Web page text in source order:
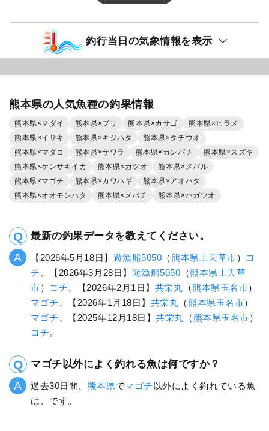
釣行当日の気象情報を表示
熊本県の人気魚種の釣果情報
熊本県×マダイ 熊本県×ブリ 熊本県×カサゴ
熊本県×ヒラメ
熊本県×イサキ
熊本県×キジハタ
熊本県×タチウオ
熊本県×マダコ
熊本県×サワラ 熊本県×カンパチ
熊本県×スズキ
熊本県×ケンサキイカ
熊本県×カツオ
熊本県×メバル
熊本県×マゴチ
熊本県×カワハギ
熊本県×アオハタ
熊本県×オオモンハタ
熊本県×メバチ 熊本県×ハガツオ
最新の釣果データを教えてください。
【2026年5月18日】 遊漁船5050 （熊本県 上天草市） コ
チ 、【2026年3月28日】 遊漁船5050 （熊本県 上天草
市） コチ 、【2026年2月1日】 共栄丸 （熊本県玉名市）
マゴチ 、【2026年1月18日】 共栄丸 （熊本県玉名市）
マゴチ 、【2025年12月18日】共栄丸 （熊本県玉名市）
コチ。
マゴチ以外によく釣れる魚は何ですか？
過去30日間、 熊本県でマゴチ 以外によく釣れている魚
は、です。